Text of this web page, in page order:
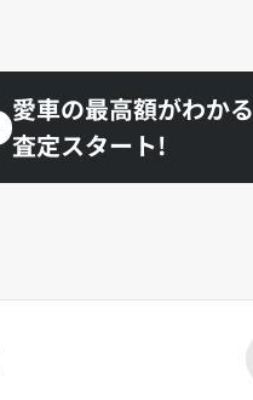
愛車の最高額がわかる
査定スタート!